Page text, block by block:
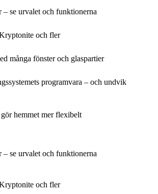
se urvalet och funktionerna
och fler
många fönster och glaspartier
programvara – och undvik
hemmet mer flexibelt
se urvalet och funktionerna
och fler